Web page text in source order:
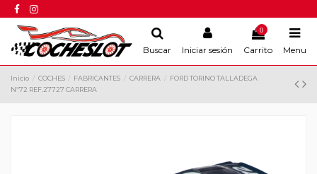
Buscar Iniciar sesión
0
Carrito Menu
Inicio COCHES FABRICANTES CARRERA
FORD TORINO TALLADEGA
Nº72 REF.27727 CARRERA